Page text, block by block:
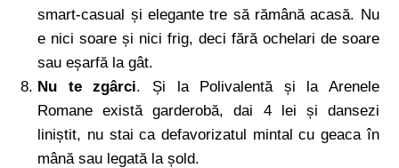
smart-casual și elegante tre să rămână acasă. Nu
e nici soare și nici frig, deci fără ochelari de soare
sau eșarfă la gât.
Nu te zgârci. Și la Polivalentă și la Arenele
Romane există garderobă, dai 4 lei și dansezi
liniștit, nu stai ca defavorizatul mintal cu geaca în
mână sau legată la șold.